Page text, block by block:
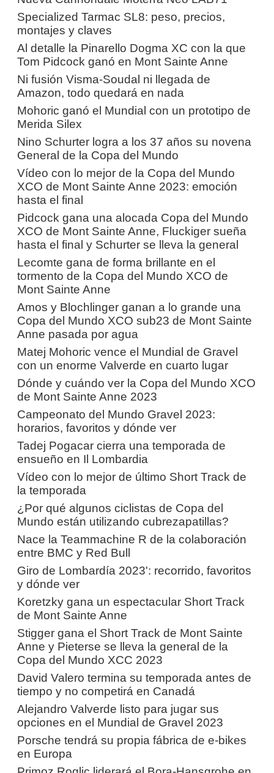
Specialized Tarmac SL8: peso, precios,
montajes y claves
Al detalle la Pinarello Dogma XC con la que
Tom Pidcock ganó en Mont Sainte Anne
Ni fusión Visma-Soudal ni llegada de
Amazon, todo quedará en nada
Mohoric ganó el Mundial con un prototipo de
Merida Silex
Nino Schurter logra a los 37 años su novena
General de la Copa del Mundo
Vídeo con lo mejor de la Copa del Mundo
XCO de Mont Sainte Anne 2023: emoción
hasta el final
Pidcock gana una alocada Copa del Mundo
XCO de Mont Sainte Anne, Fluckiger sueña
hasta el final y Schurter se lleva la general
Lecomte gana de forma brillante en el
tormento de la Copa del Mundo XCO de
Mont Sainte Anne
Amos y Blochlinger ganan a lo grande una
Copa del Mundo XCO sub23 de Mont Sainte
Anne pasada por agua
Matej Mohoric vence el Mundial de Gravel
con un enorme Valverde en cuarto lugar
Dónde y cuándo ver la Copa del Mundo XCO
de Mont Sainte Anne 2023
Campeonato del Mundo Gravel 2023:
horarios, favoritos y dónde ver
Tadej Pogacar cierra una temporada de
ensueño en Il Lombardia
Vídeo con lo mejor de último Short Track de
la temporada
¿Por qué algunos ciclistas de Copa del
Mundo están utilizando cubrezapatillas?
Nace la Teammachine R de la colaboración
entre BMC y Red Bull
Giro de Lombardía 2023': recorrido, favoritos
y dónde ver
Koretzky gana un espectacular Short Track
de Mont Sainte Anne
Stigger gana el Short Track de Mont Sainte
Anne y Pieterse se lleva la general de la
Copa del Mundo XCC 2023
David Valero termina su temporada antes de
tiempo y no competirá en Canadá
Alejandro Valverde listo para jugar sus
opciones en el Mundial de Gravel 2023
Porsche tendrá su propia fábrica de e-bikes
en Europa